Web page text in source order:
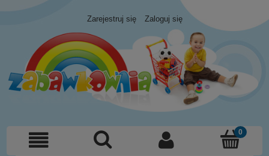
Zarejestruj się Zaloguj się